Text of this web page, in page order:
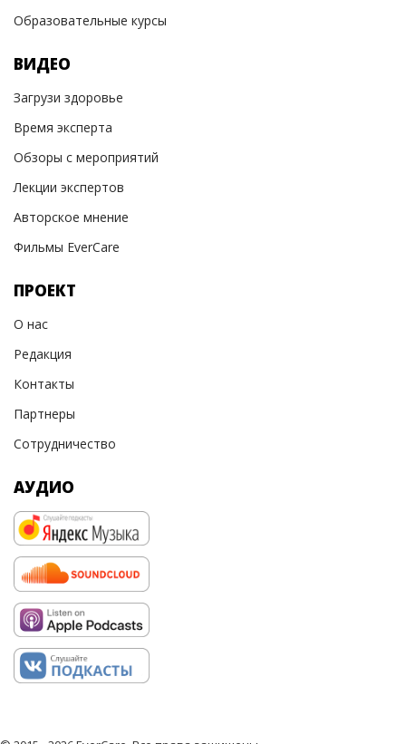
Образовательные курсы
ВИДЕО
Загрузи здоровье
Время эксперта
Обзоры с мероприятий
Лекции экспертов
Авторское мнение
Фильмы EverCare
ПРОЕКТ
О нас
Редакция
Контакты
Партнеры
Сотрудничество
АУДИО